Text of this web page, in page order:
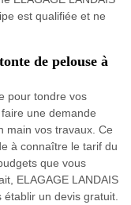
est qualifiée et ne
de pelouse à
pour tondre vos
une demande
main vos travaux. Ce
à connaître le tarif du
que vous
ELAGAGE LANDAIS
un devis gratuit.